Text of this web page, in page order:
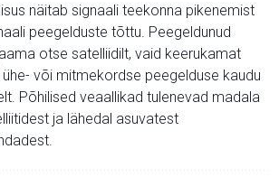
näitab signaali teekonna pikenemist
peegelduste tõttu. Peegeldunud
otse satelliidilt, vaid keerukamat
või mitmekordse peegelduse kaudu
Põhilised veaallikad tulenevad madala
ja lähedal asuvatest